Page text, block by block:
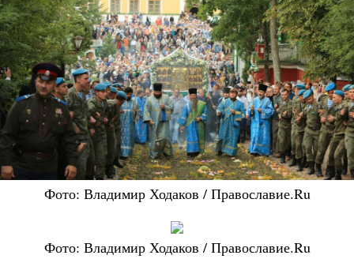
Фото: Владимир Ходаков / Православие.Ru
Фото: Владимир Ходаков / Православие.Ru